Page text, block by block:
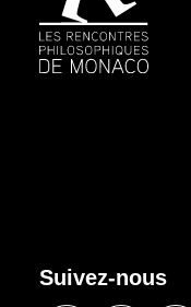
Suivez-nous